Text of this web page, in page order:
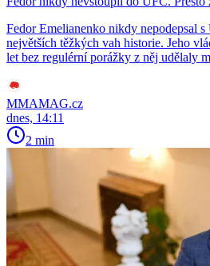
Fedor Emelianenko nikdy nepodepsal
největších těžkých vah historie. Jeho
let bez regulérní porážky z něj udělaly
MMAMAG.cz
dnes, 14:11
2 min